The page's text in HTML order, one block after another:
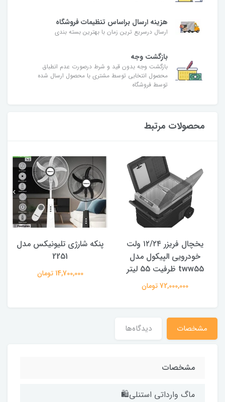
هزینه ارسال براساس تنظیمات فروشگاه
ارسال درسریع ترین زمان با بهترین بسته بندی
بازگشت وجه
بازگشت وجه بدون قید و شرط درصورت عدم انطباق
محصول انتخابی توسط مشتری با محصول ارسال شده
توسط فروشگاه
محصولات مرتبط
یخچال فریزر ۱۲/۲۴ ولت
خودرویی الپیکول مدل
tww55 ظرفیت 55 لیتر
72,000,000 تومان
پنکه شارژی تلیونیکس مدل
2251
14,700,000 تومان
مشخصات دیدگاه‌ها
مشخصات
ماگ وارداتی استنلی🛍️